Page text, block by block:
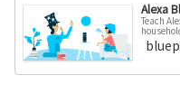
Alexa
Teach